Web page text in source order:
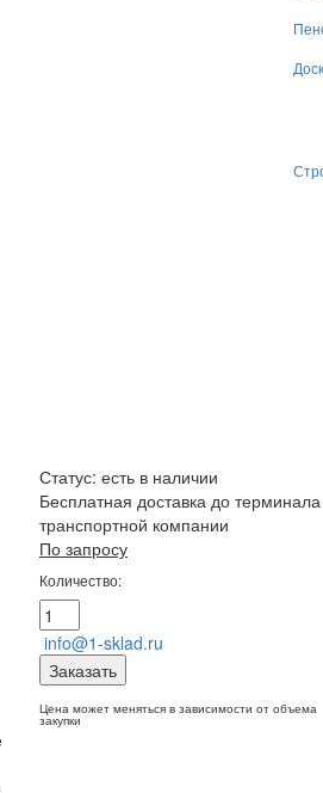
Статус: есть в наличии
Бесплатная доставка до терминала
транспортной компании
По запросу
Количество:
info@1-sklad.ru
Заказать
Цена может меняться в зависимости от объема
закупки